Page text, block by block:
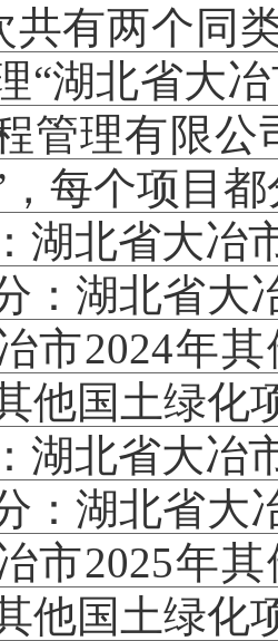
共有两个同
“湖北省大
管理有限公
每个项目
湖北省大冶
：湖北省大
市2024年
他国土绿化
湖北省大冶
：湖北省大
市2025年
他国土绿化